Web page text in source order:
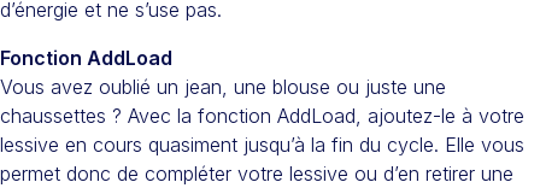
d’énergie et ne s’use pas.
Fonction AddLoad
Vous avez oublié un jean, une blouse ou juste une
chaussettes ? Avec la fonction AddLoad, ajoutez-le à votre
lessive en cours quasiment jusqu’à la fin du cycle. Elle vous
permet donc de compléter votre lessive ou d’en retirer une